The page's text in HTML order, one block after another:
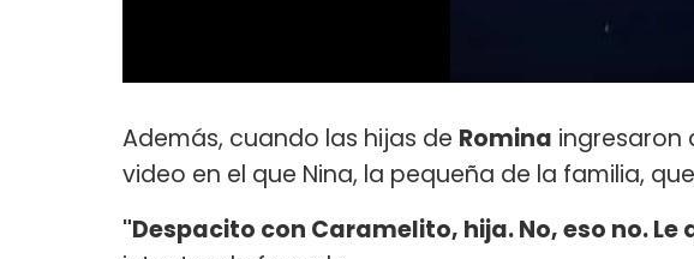
Además, cuando las hijas de Romina ingresaron
video en el que Nina, la pequeña de la familia,
"Despacito con Caramelito, hija. No, eso no. Le